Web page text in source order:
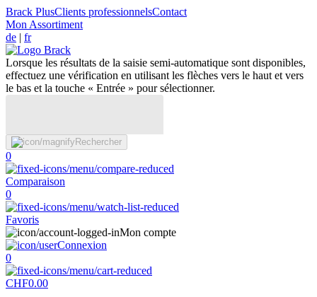
Brack PlusClients professionnelsContact
Mon Assortiment
de | fr
Lorsque les résultats de la saisie semi-automatique sont disponibles,
effectuez une vérification en utilisant les flèches vers le haut et vers
le bas et la touche « Entrée » pour sélectionner.
Rechercher
0
Comparaison
0
Favoris
Mon compte
Connexion
0
CHF0.00